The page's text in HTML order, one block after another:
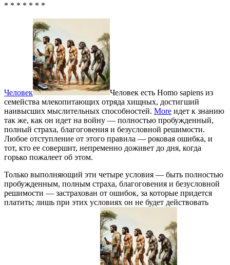
* * * * * * *
Человек
Человек есть Homo sapiens из
семейства млекопитающих отряда хищных, достигший
наивысших мыслительных способностей. More идет к знанию
так же, как он идет на войну — полностью пробужденный,
полный страха, благоговения и безусловной решимости.
Любое отступление от этого правила — роковая ошибка, и
тот, кто ее совершит, непременно доживет до дня, когда
горько пожалеет об этом.
Только выполняющий эти четыре условия — быть полностью
пробужденным, полным страха, благоговения и безусловной
решимости — застрахован от ошибок, за которые придется
платить; лишь при этих условиях он не будет действовать